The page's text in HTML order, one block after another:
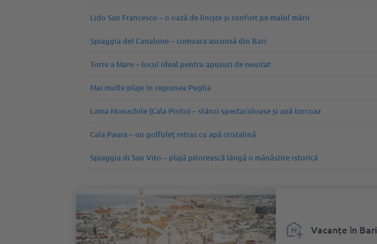
Lido San Francesco – o oază de liniște și confort pe malul mării
Spiaggia del Canalone – comoara ascunsă din Bari
Torre a Mare – locul ideal pentru apusuri de neuitat
Mai multe plaje în regiunea Puglia
Lama Monachile (Cala Porto) – stânci spectaculoase și apă turcoaz
Cala Paura – un golfuleț retras cu apă cristalină
Spiaggia di San Vito – plajă pitorească lângă o mănăstire istorică
Vacanțe în Bari